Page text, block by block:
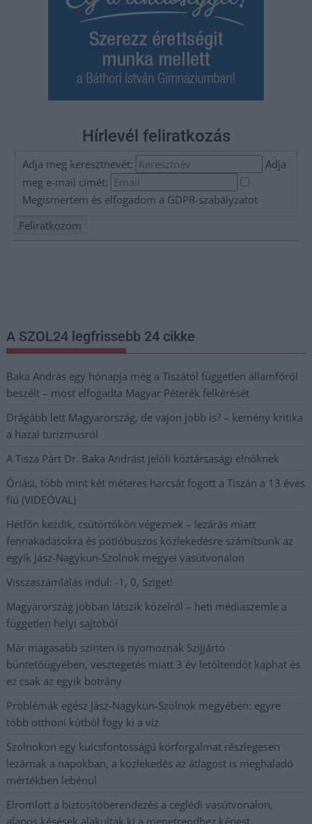
Hírlevél feliratkozás
Adja meg keresztnevét:
Adja
meg e-mail címét:
Megismertem és elfogadom a GDPR-szabályzatot
A SZOL24 legfrissebb 24 cikke
Baka András egy hónapja még a Tiszától független államfőről
beszélt – most elfogadta Magyar Péterék felkérését
Drágább lett Magyarország, de vajon jobb is? – kemény kritika
a hazai turizmusról
A Tisza Párt Dr. Baka Andrást jelöli köztársasági elnöknek
Óriási, több mint két méteres harcsát fogott a Tiszán a 13 éves
fiú (VIDEÓVAL)
Hétfőn kezdik, csütörtökön végeznek – lezárás miatt
fennakadásokra és pótlóbuszos közlekedésre számítsunk az
egyik Jász-Nagykun-Szolnok megyei vasútvonalon
Visszaszámlálás indul: -1, 0, Sziget!
Magyarország jobban látszik közelről – heti médiaszemle a
független helyi sajtóból
Már magasabb szinten is nyomoznak Szijjártó
büntetőügyében, vesztegetés miatt 3 év letöltendőt kaphat és
ez csak az egyik botrány
Problémák egész Jász-Nagykun-Szolnok megyében: egyre
több otthoni kútból fogy ki a víz
Szolnokon egy kulcsfontosságú körforgalmat részlegesen
lezárnak a napokban, a közlekedés az átlagost is meghaladó
mértékben lebénul
Elromlott a biztosítóberendezés a ceglédi vasútvonalon,
alapos késések alakultak ki a menetrendhez képest,